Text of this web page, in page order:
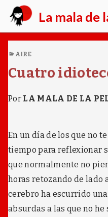
La mala de
y
o
s
y
m
a
e
s
u
e
e
AIRE
Cuatro
Por LA MALA DE LA
En un día de los que no
tiempo para reflexionar
que normalmente no
horas retozando de lado
cerebro ha escurrido
absurdas a las que no